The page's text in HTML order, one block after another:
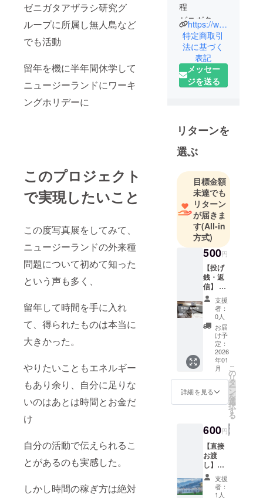
ゼニガタアザラシ研究グ
ループに所属し無人島など
でも活動
留年を機に半年間休学して
ニュージーランドにワーキ
ングホリデーに
このプロジェクト
で実現したいこと
この度写真展をしてみて、
ニュージーランドの外来種
問題について初めて知った
という声も多く、
留年して時間を手に入れ
て、得られたものは本当に
大きかった。
やりたいこともエネルギー
もあり余り、自分に足りな
いのはあとは時間とお金だ
け
自分の活動で伝えられるこ
とがあるのも実感した。
しかし時間の稼ぎ方は絶対
程
ゼニガタア
ザラシ研究
グループ所
https://www.instagram.com/nasuryotaro?igsh=MXVlYnhvbm05NGg4bQ%3D%3D&utm_source=qr
特定商取引
法に基づく
表記
メッセー
ジを送る
リターンを
選ぶ
目標金額
未達でも
リターン
が届きま
す(All-in
方式)
500円
【投げ
銭・返
信】 備
考欄
に、質
問や感
想、
メッ
セージ
がござ
いまし
たらお
願いし
ます！
写真に
ついて
ワーホ
リにつ
いてな
ど、ご
気軽に
お問い
合わせ
くださ
支援
者：
0人
お届
け予
定：
2026
年01
月
詳細を見る
こ
の
リ
タ
ー
ン
を
選
択
す
る
600円
【直接
お渡
し】ポ
スト
カード
セット
支援
者：
1人